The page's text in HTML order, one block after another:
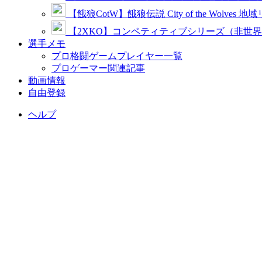
【餓狼CotW】餓狼伝説 City of the Wolves 地域
【2XKO】コンペティティブシリーズ（非世界
選手メモ
プロ格闘ゲームプレイヤー一覧
プロゲーマー関連記事
動画情報
自由登録
ヘルプ